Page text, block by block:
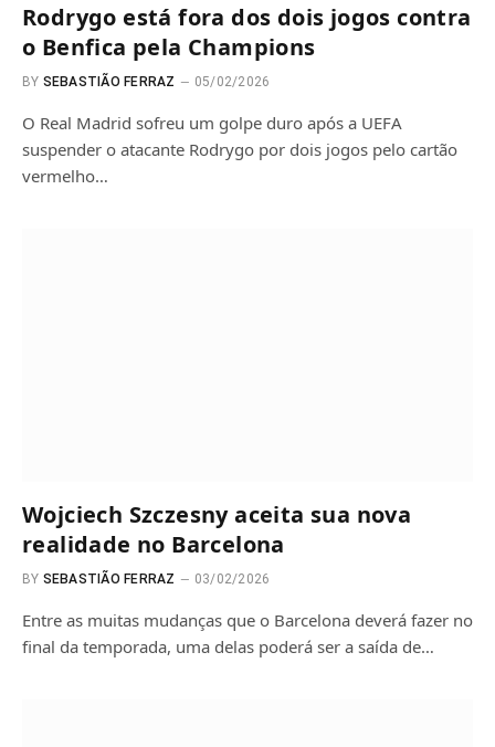
Rodrygo está fora dos dois jogos contra
o Benfica pela Champions
BY SEBASTIÃO FERRAZ 05/02/2026
O Real Madrid sofreu um golpe duro após a UEFA
suspender o atacante Rodrygo por dois jogos pelo cartão
vermelho…
Wojciech Szczesny aceita sua nova
realidade no Barcelona
BY SEBASTIÃO FERRAZ 03/02/2026
Entre as muitas mudanças que o Barcelona deverá fazer no
final da temporada, uma delas poderá ser a saída de…